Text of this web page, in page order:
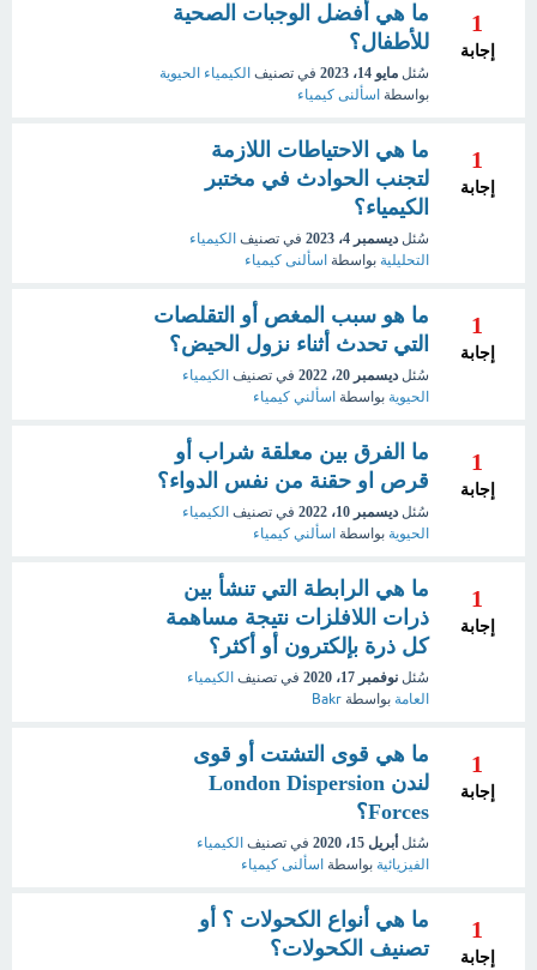
1
إجابة
ما هي أفضل الوجبات الصحية
للأطفال؟
سُئل مايو 14، 2023 في تصنيف الكيمياء الحيوية
بواسطة اسألنى كيمياء
1
إجابة
ما هي الاحتياطات اللازمة
لتجنب الحوادث في مختبر
الكيمياء؟
سُئل ديسمبر 4، 2023 في تصنيف الكيمياء
التحليلية بواسطة اسألنى كيمياء
1
إجابة
ما هو سبب المغص أو التقلصات
التي تحدث أثناء نزول الحيض؟
سُئل ديسمبر 20، 2022 في تصنيف الكيمياء
الحيوية بواسطة اسألني كيمياء
1
إجابة
ما الفرق بين معلقة شراب أو
قرص او حقنة من نفس الدواء؟
سُئل ديسمبر 10، 2022 في تصنيف الكيمياء
الحيوية بواسطة اسألني كيمياء
1
إجابة
ما هي الرابطة التي تنشأ بين
ذرات اللافلزات نتيجة مساهمة
كل ذرة بإلكترون أو أكثر؟
سُئل نوفمبر 17، 2020 في تصنيف الكيمياء
العامة بواسطة Bakr
1
إجابة
ما هي قوى التشتت أو قوى
لندن London Dispersion
Forces؟
سُئل أبريل 15، 2020 في تصنيف الكيمياء
الفيزيائية بواسطة اسألنى كيمياء
1
إجابة
ما هي أنواع الكحولات ؟ أو
تصنيف الكحولات؟